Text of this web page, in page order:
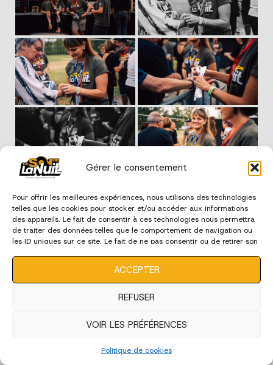
Gérer le consentement
Pour offrir les meilleures expériences, nous utilisons des technologies
telles que les cookies pour stocker et/ou accéder aux informations
des appareils. Le fait de consentir à ces technologies nous permettra
de traiter des données telles que le comportement de navigation ou
les ID uniques sur ce site. Le fait de ne pas consentir ou de retirer son
ACCEPTER
REFUSER
VOIR LES PRÉFÉRENCES
Politique de cookies